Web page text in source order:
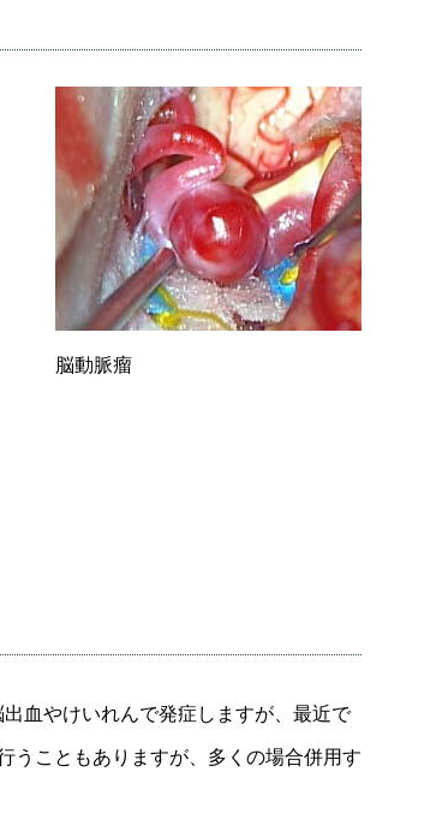
脳動脈瘤
血やけいれんで発症しますが、最近で
うこともありますが、多くの場合併用す